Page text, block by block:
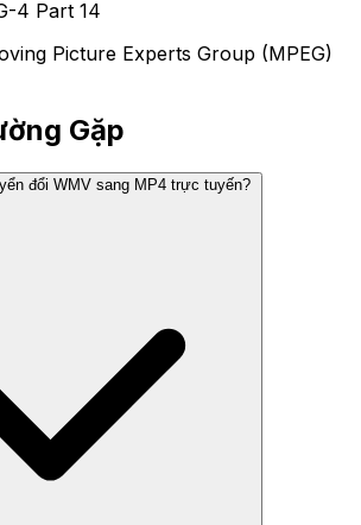
4 Part 14
Picture Experts Group (MPEG)
Gặp
đổi WMV sang MP4 trực tuyến?